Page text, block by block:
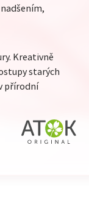
Kreativně
starých
přírodní